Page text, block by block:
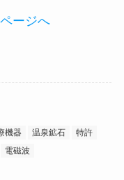
ージへ
機器 温泉鉱石
特許
電磁波